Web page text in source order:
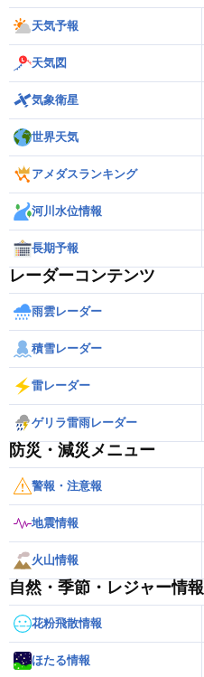
天気予報
天気図
気象衛星
世界天気
アメダスランキング
河川水位情報
長期予報
レーダーコンテンツ
雨雲レーダー
積雪レーダー
雷レーダー
ゲリラ雷雨レーダー
防災・減災メニュー
警報・注意報
地震情報
火山情報
自然・季節・レジャー情報
花粉飛散情報
ほたる情報